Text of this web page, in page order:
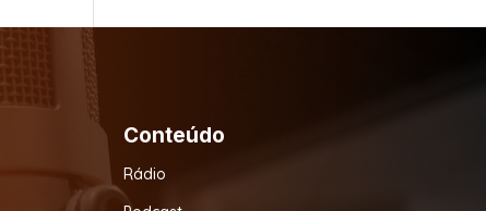
Conteúdo
Rádio